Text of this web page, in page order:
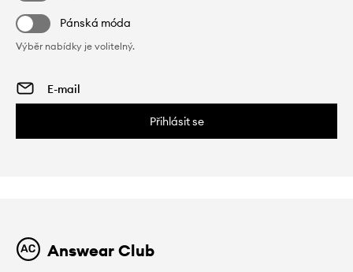
Pánská móda
Výběr nabídky je volitelný.
Přihlásit se
Answear Club